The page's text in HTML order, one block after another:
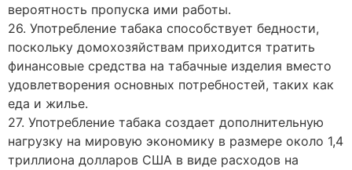
вероятность пропуска ими работы.
26. Употребление табака способствует бедности,
поскольку домохозяйствам приходится тратить
финансовые средства на табачные изделия вместо
удовлетворения основных потребностей, таких как
еда и жилье.
27. Употребление табака создает дополнительную
нагрузку на мировую экономику в размере около 1,4
триллиона долларов США в виде расходов на